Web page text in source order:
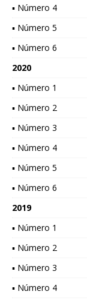
▪ Número 4
▪ Número 5
▪ Número 6
2020
▪ Número 1
▪ Número 2
▪ Número 3
▪ Número 4
▪ Número 5
▪ Número 6
2019
▪ Número 1
▪ Número 2
▪ Número 3
▪ Número 4